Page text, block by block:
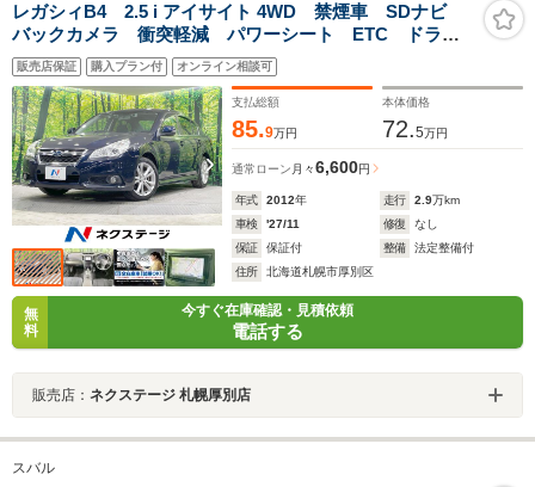
レガシィB4 2.5 i アイサイト 4WD 禁煙車 SDナビ
バックカメラ 衝突軽減 パワーシート ETC ドラレ
コ レーダークルーズ HIDヘッド 純正17AW パドル
シフト アイドリングストップ 横滑り防止 スマート
キー デュアルエアコン
販売店保証 購入プラン付 オンライン相談可
支払総額
85.9万円
本体価格
72.5万円
通常ローン 月々6,600円
年式 2012年 走行 2.9万km
車検
'27/11 修復
なし
保証
保証付 整備
法定整備付
住所
北海道札幌市厚別区
無
料
今すぐ在庫確認・見積依頼
電話する
販売店： ネクステージ 札幌厚別店
スバル